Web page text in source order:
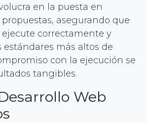
en la puesta en
asegurando que
ejecute correctamente y
estándares más altos de
con la ejecución se
tangibles.
Web